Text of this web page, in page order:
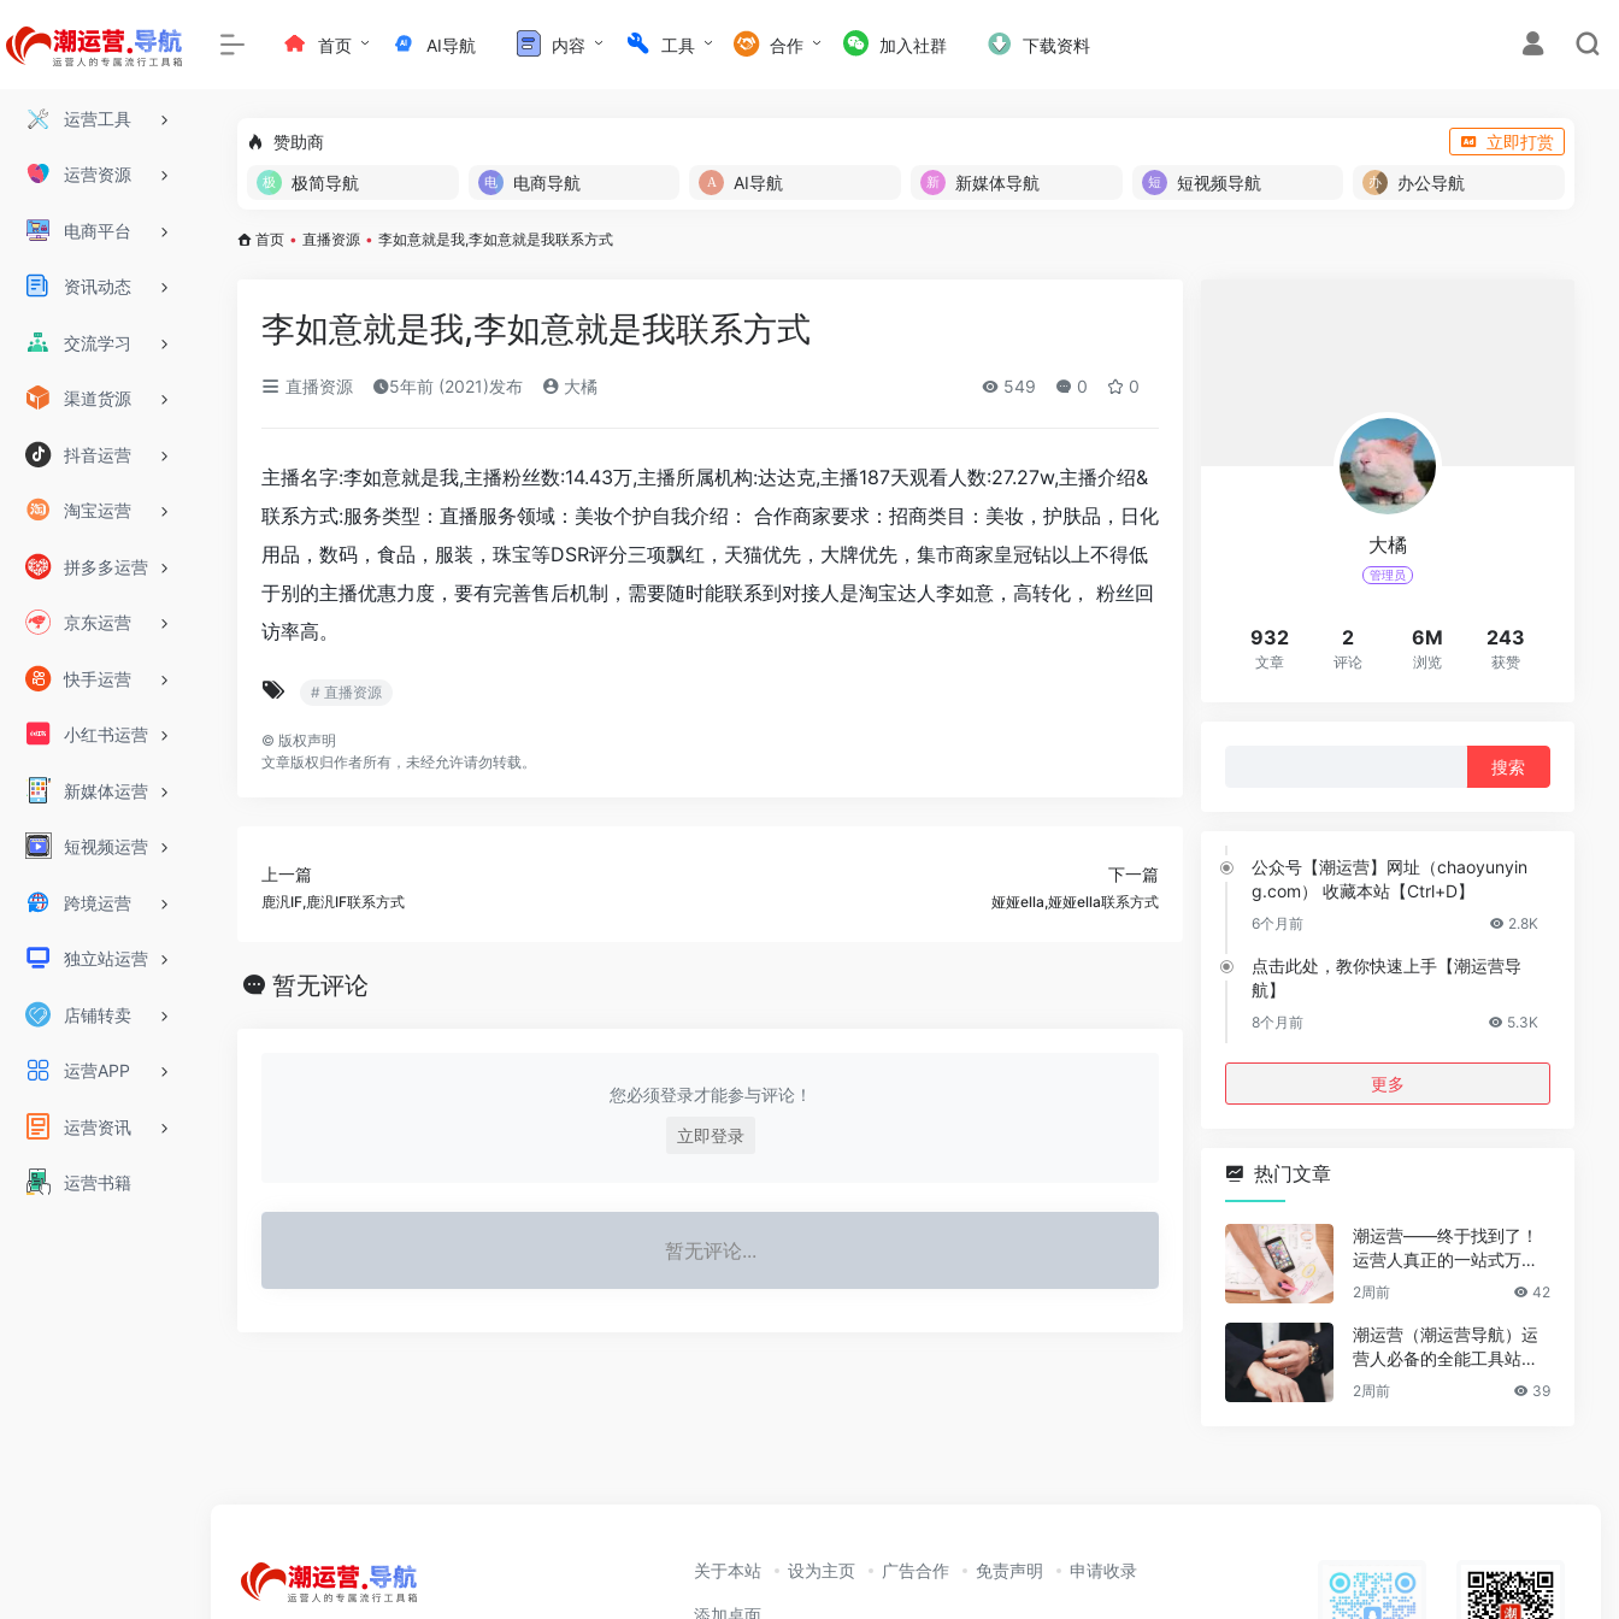
运营工具
运营资源
电商平台
资讯动态
交流学习
渠道货源
抖音运营
淘宝运营
拼多多运营
京东运营
快手运营
小红书运营
新媒体运营
短视频运营
跨境运营
独立站运营
店铺转卖
运营APP
运营资讯
运营书籍
首页 AI导航 内容 工具 合作 加入社群 下载资料
赞助商
立即打赏
极简导航
电商导航 AI导航 新媒体导航 短视频导航 办公导航
首页 • 直播资源 • 李如意就是我,李如意就是我联系方式
李如意就是我,李如意就是我联系方式
直播资源 5年前 (2021)发布 大橘 549 0 0
主播名字:李如意就是我,主播粉丝数:14.43万,主播所属机构:达达克,主播187天观看人数:27.27w,主播介绍&
联系方式:服务类型：直播服务领域：美妆个护自我介绍： 合作商家要求：招商类目：美妆，护肤品，日化
用品，数码，食品，服装，珠宝等DSR评分三项飘红，天猫优先，大牌优先，集市商家皇冠钻以上不得低
于别的主播优惠力度，要有完善售后机制，需要随时能联系到对接人是淘宝达人李如意，高转化， 粉丝回
访率高。
# 直播资源
© 版权声明
文章版权归作者所有，未经允许请勿转载。
上一篇
鹿汎IF,鹿汎IF联系方式
下一篇
娅娅ella,娅娅ella联系方式
暂无评论
您必须登录才能参与评论！
立即登录
暂无评论...
大橘
管理员
932
文章
2
评论
6M
浏览
243
获赞
公众号【潮运营】网址（chaoyunyin
g.com） 收藏本站【Ctrl+D】
6个月前 2.8K
点击此处，教你快速上手【潮运营导
航】
8个月前 5.3K
更多
热门文章
潮运营——终于找到了！
运营人真正的一站式万能
资源导航（免费、无广
2周前 42
潮运营（潮运营导航）运
营人必备的全能工具站｜
完整功能详解
2周前 39
关于本站 设为主页 广告合作 免责声明 申请收录
添加桌面